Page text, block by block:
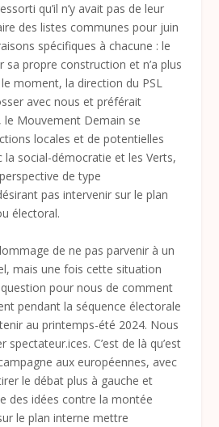
qu’il n’y avait pas de leur
des listes communes pour juin
spécifiques à chacune : le
sa propre construction et n’a plus
moment, la direction du PSL
avec nous et préférait
le Mouvement Demain se
locales et de potentielles
la social-démocratie et les Verts,
de type
pas intervenir sur le plan
électoral.
de ne pas parvenir à un
mais une fois cette situation
question pour nous de comment
pendant la séquence électorale
au printemps-été 2024. Nous
C’est de là qu’est
aux européennes, avec
le débat plus à gauche et
des idées contre la montée
le plan interne mettre